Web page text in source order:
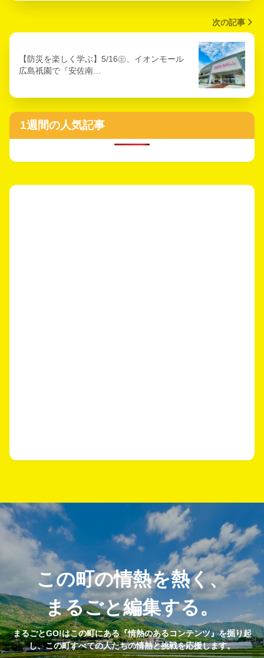
次の記事
【防災を楽しく学ぶ】5/16㊏、イオンモール
広島祇園で『安佐南…
1週間の人気記事
この町の情熱を熱く、
まるごと編集する。
まるごとGO!はこの町にある『情熱のあるコンテンツ』を掘り起
し、この町すべての人たちの情熱と挑戦を応援します。